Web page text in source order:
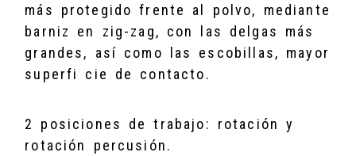
más protegido frente al polvo, mediante
barniz en zig-zag, con las delgas más
grandes, así como las escobillas, mayor
superfi cie de contacto.
2 posiciones de trabajo: rotación y
rotación percusión.